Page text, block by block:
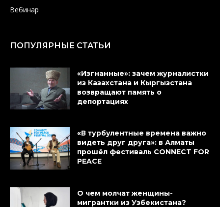
Вебинар
ПОПУЛЯРНЫЕ СТАТЬИ
«Изгнанные»: зачем журналистки
из Казахстана и Кыргызстана
возвращают память о
депортациях
«В турбулентные времена важно
видеть друг друга»: в Алматы
прошёл фестиваль CONNECT FOR
PEACE
О чем молчат женщины-
мигрантки из Узбекистана?